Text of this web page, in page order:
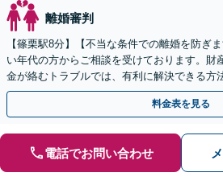
離婚審判
【篠栗駅8分】【不当な条件での離婚を防ぎ
い年代の方からご相談を受けております。財
金が絡むトラブルでは、有利に解決できる方
ずはお気軽にご相談ください【完全個室】
料金表を見る
電話でお問い合わせ